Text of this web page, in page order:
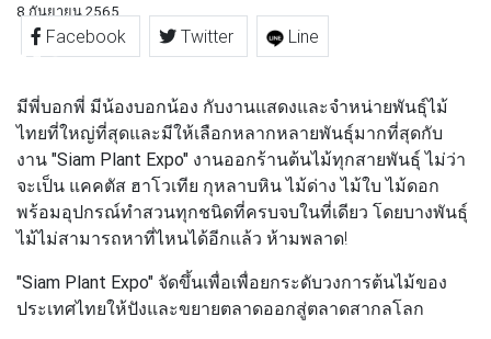
8 กันยายน 2565
Facebook Twitter Line
มีพี่บอกพี่ มีน้องบอกน้อง กับงานแสดงและจำหน่ายพันธุ์ไม้
ไทยที่ใหญ่ที่สุดและมีให้เลือกหลากหลายพันธ์ุมากที่สุดกับ
งาน "Siam Plant Expo" งานออกร้านต้นไม้ทุกสายพันธุ์ ไม่ว่า
จะเป็น แคคตัส ฮาโวเทีย กุหลาบหิน ไม้ด่าง ไม้ใบ ไม้ดอก
พร้อมอุปกรณ์ทำสวนทุกชนิดที่ครบจบในที่เดียว โดยบางพันธุ์
ไม้ไม่สามารถหาที่ไหนได้อีกแล้ว ห้ามพลาด!
"Siam Plant Expo" จัดขึ้นเพื่อเพื่อยกระดับวงการต้นไม้ของ
ประเทศไทยให้ปังและขยายตลาดออกสู่ตลาดสากลโลก